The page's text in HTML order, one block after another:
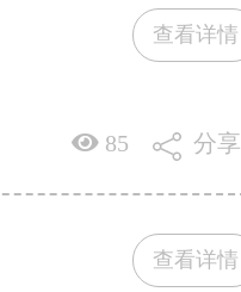
查看详情
85 分享
查看详情